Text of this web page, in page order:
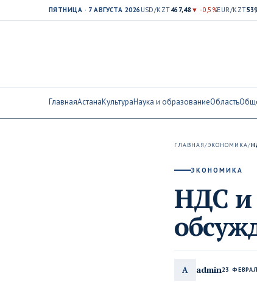
ПЯТНИЦА · 7 АВГУСТА 2026 USD/KZT467,48 ▼ -0,5%EUR/KZT
ГлавнаяАстанаКультураНаука и образованиеОбласть
ГЛАВНАЯ/ЭКОНОМИКА/
ЭКОНОМИКА
НДС и
A admin23